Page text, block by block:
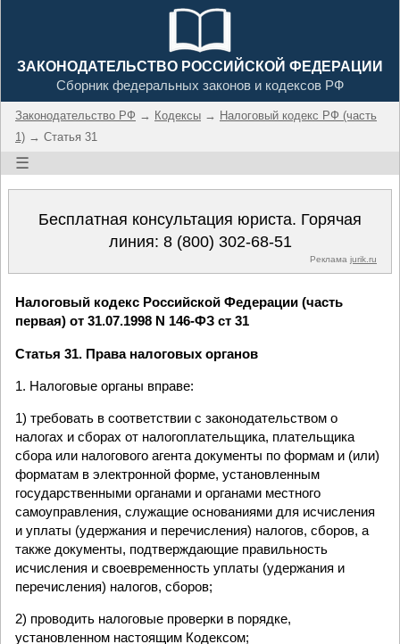
ЗАКОНОДАТЕЛЬСТВО РОССИЙСКОЙ ФЕДЕРАЦИИ
Сборник федеральных законов и кодексов РФ
Законодательство РФ → Кодексы → Налоговый кодекс РФ (часть
1) → Статья 31
☰
Бесплатная консультация юриста. Горячая
линия: 8 (800) 302-68-51
Реклама jurik.ru
Налоговый кодекс Российской Федерации (часть
первая) от 31.07.1998 N 146-ФЗ ст 31
Статья 31. Права налоговых органов
1. Налоговые органы вправе:
1) требовать в соответствии с законодательством о
налогах и сборах от налогоплательщика, плательщика
сбора или налогового агента документы по формам и (или)
форматам в электронной форме, установленным
государственными органами и органами местного
самоуправления, служащие основаниями для исчисления
и уплаты (удержания и перечисления) налогов, сборов, а
также документы, подтверждающие правильность
исчисления и своевременность уплаты (удержания и
перечисления) налогов, сборов;
2) проводить налоговые проверки в порядке,
установленном настоящим Кодексом;